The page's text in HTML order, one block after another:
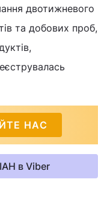
двотижневого
та добових проб,
НАС
в Viber